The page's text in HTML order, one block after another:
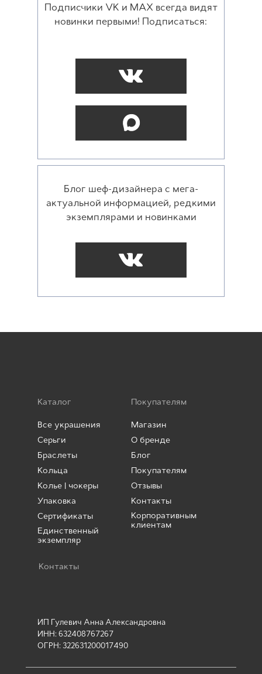
Блог шеф-дизайнера с мега-
актуальной информацией, редкими
экземплярами и новинками
Подписчики VK и MAX всегда видят
новинки первыми! Подписаться:
Каталог
Все украшения
Покупателям
Серьги
Браслеты
Кольца
Колье | чокеры
Упаковка
Сертификаты
Единственный
экземпляр
Магазин
О бренде
Блог
Покупателям
Отзывы
Контакты
Корпоративным
клиентам
ИП Гулевич Анна Александровна
ИНН: 632408767267
ОГРН: 322631200017490
Контакты